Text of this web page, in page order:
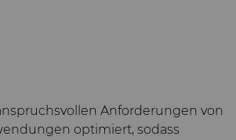
Anforderungen von
optimiert, sodass